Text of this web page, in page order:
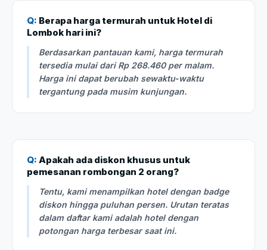
Q: Berapa harga termurah untuk Hotel di
Lombok hari ini?
Berdasarkan pantauan kami, harga termurah
tersedia mulai dari Rp 268.460 per malam.
Harga ini dapat berubah sewaktu-waktu
tergantung pada musim kunjungan.
Q: Apakah ada diskon khusus untuk
pemesanan rombongan 2 orang?
Tentu, kami menampilkan hotel dengan badge
diskon hingga puluhan persen. Urutan teratas
dalam daftar kami adalah hotel dengan
potongan harga terbesar saat ini.